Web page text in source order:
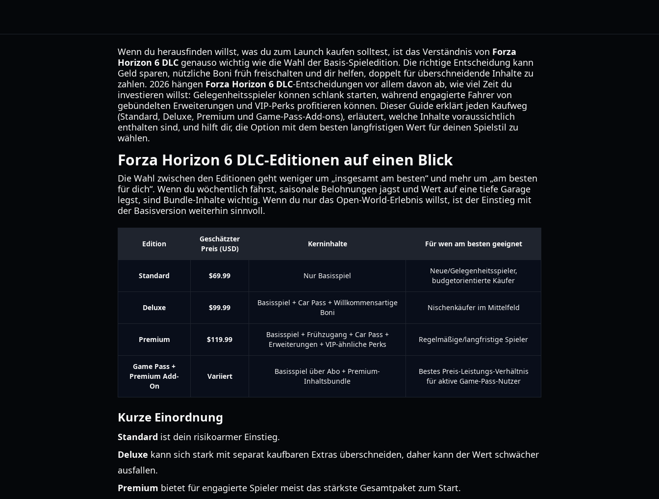
Wenn du herausfinden willst, was du zum Launch kaufen solltest, ist das Verständnis von Forza
Horizon 6 DLC genauso wichtig wie die Wahl der Basis-Spieledition. Die richtige Entscheidung kann
Geld sparen, nützliche Boni früh freischalten und dir helfen, doppelt für überschneidende Inhalte zu
zahlen. 2026 hängen Forza Horizon 6 DLC-Entscheidungen vor allem davon ab, wie viel Zeit du
investieren willst: Gelegenheitsspieler können schlank starten, während engagierte Fahrer von
gebündelten Erweiterungen und VIP-Perks profitieren können. Dieser Guide erklärt jeden Kaufweg
(Standard, Deluxe, Premium und Game-Pass-Add-ons), erläutert, welche Inhalte voraussichtlich
enthalten sind, und hilft dir, die Option mit dem besten langfristigen Wert für deinen Spielstil zu
wählen.
Forza Horizon 6 DLC-Editionen auf einen Blick
Die Wahl zwischen den Editionen geht weniger um „insgesamt am besten“ und mehr um „am besten
für dich“. Wenn du wöchentlich fährst, saisonale Belohnungen jagst und Wert auf eine tiefe Garage
legst, sind Bundle-Inhalte wichtig. Wenn du nur das Open-World-Erlebnis willst, ist der Einstieg mit
der Basisversion weiterhin sinnvoll.
Edition
Geschätzter
Preis (USD)
Kerninhalte Für wen am besten geeignet
Standard $69.99 Nur Basisspiel
Neue/Gelegenheitsspieler,
budgetorientierte Käufer
Deluxe $99.99
Basisspiel + Car Pass + Willkommensartige
Boni
Nischenkäufer im Mittelfeld
Premium $119.99
Basisspiel + Frühzugang + Car Pass +
Erweiterungen + VIP-ähnliche Perks
Regelmäßige/langfristige Spieler
Game Pass +
Premium Add-
On
Variiert
Basisspiel über Abo + Premium-
Inhaltsbundle
Bestes Preis-Leistungs-Verhältnis
für aktive Game-Pass-Nutzer
Kurze Einordnung
Standard ist dein risikoarmer Einstieg.
Deluxe kann sich stark mit separat kaufbaren Extras überschneiden, daher kann der Wert schwächer
ausfallen.
Premium bietet für engagierte Spieler meist das stärkste Gesamtpaket zum Start.